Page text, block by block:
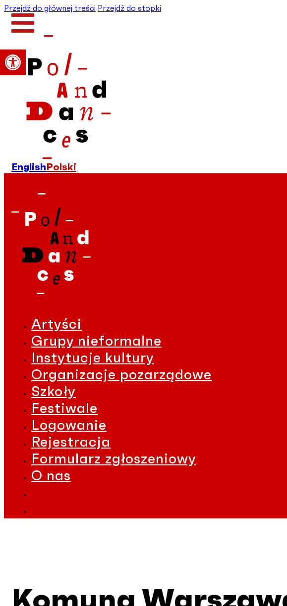
Otwórz pasek narzędzi
Przejdź do głównej treści Przejdź do stopki
English Polski
Artyści
Grupy nieformalne
Instytucje kultury
Organizacje pozarządowe
Szkoły
Festiwale
Logowanie
Rejestracja
Formularz zgłoszeniowy
O nas